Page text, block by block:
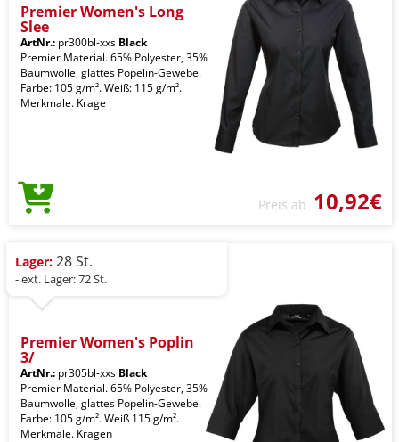
Premier Women's Long
Slee
ArtNr.: pr300bl-xxs Black
Premier Material. 65% Polyester, 35%
Baumwolle, glattes Popelin-Gewebe.
Farbe: 105 g/m². Weiß: 115 g/m².
Merkmale. Krage
Preis ab 10,92€
Lager: 28 St.
- ext. Lager: 72 St.
Premier Women's Poplin
3/
ArtNr.: pr305bl-xxs Black
Premier Material. 65% Polyester, 35%
Baumwolle, glattes Popelin-Gewebe.
Farbe: 105 g/m². Weiß 115 g/m².
Merkmale. Kragen